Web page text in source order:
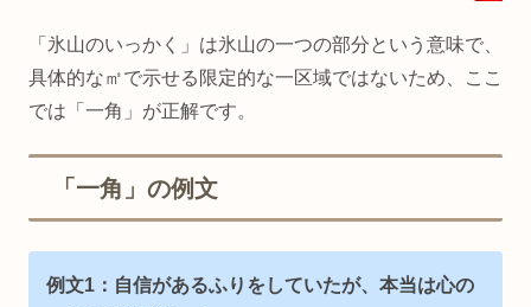
「氷山のいっかく」は氷山の一つの部分という意味で、
具体的な㎡で示せる限定的な一区域ではないため、ここ
では「一角」が正解です。
「一角」の例文
例文1：自信があるふりをしていたが、本当は心の